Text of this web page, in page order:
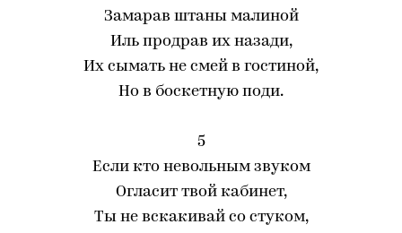
Замарав штаны малиной
Иль продрав их назади,
Их сымать не смей в гостиной,
Но в боскетную поди.
5
Если кто невольным звуком
Огласит твой кабинет,
Ты не вскакивай со стуком,